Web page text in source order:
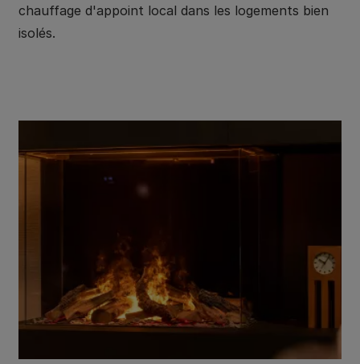
chauffage d'appoint local dans les logements bien
isolés.